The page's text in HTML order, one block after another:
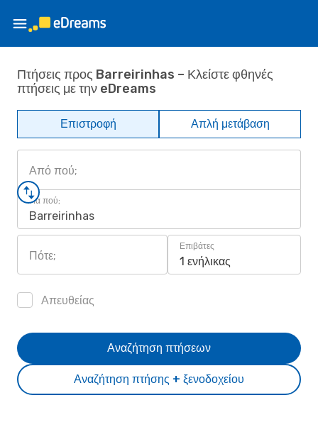
Πτήσεις προς Barreirinhas – Κλείστε φθηνές
πτήσεις με την eDreams
Επιστροφή Απλή μετάβαση
Από πού;
Για πού;
Barreirinhas
Πότε;
Επιβάτες
1 ενήλικας
Απευθείας
Αναζήτηση πτήσης + ξενοδοχείου
Αναζήτηση πτήσεων